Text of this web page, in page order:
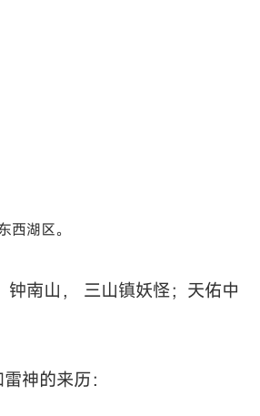
西湖区。
钟南山， 三山镇妖怪；天佑中
神的来历：